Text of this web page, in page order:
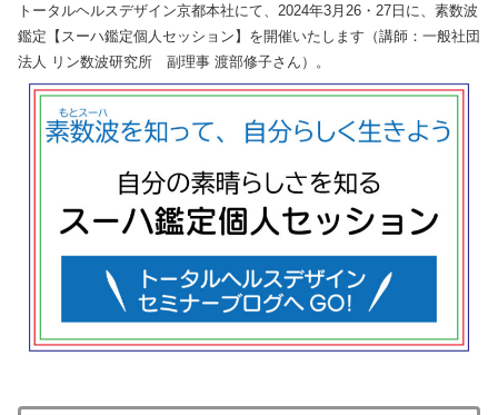
トータルヘルスデザイン京都本社にて、2024年3月26・27日に、素数波
鑑定【スーハ鑑定個人セッション】を開催いたします（講師：一般社団
法人 リン数波研究所 副理事 渡部修子さん）。